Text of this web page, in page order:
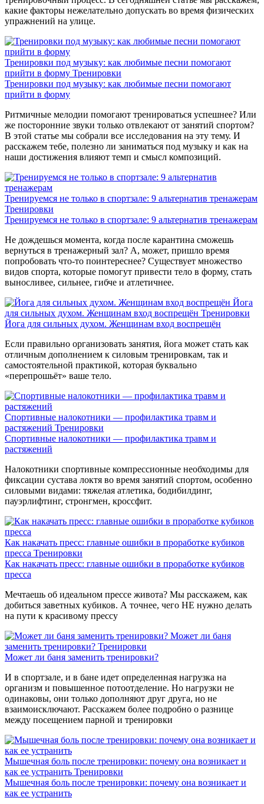
какие факторы нежелательно допускать во время физических
упражнений на улице.
Тренировки под музыку: как любимые песни помогают
прийти в форму Тренировки
Тренировки под музыку: как любимые песни помогают
прийти в форму
Ритмичные мелодии помогают тренироваться успешнее? Или
же посторонние звуки только отвлекают от занятий спортом?
В этой статье мы собрали все исследования на эту тему. И
расскажем тебе, полезно ли заниматься под музыку и как на
наши достижения влияют темп и смысл композиций.
Тренируемся не только в спортзале: 9 альтернатив тренажерам
Тренировки
Тренируемся не только в спортзале: 9 альтернатив тренажерам
Не дождешься момента, когда после карантина сможешь
вернуться в тренажерный зал? А, может, пришло время
попробовать что-то поинтереснее? Существует множество
видов спорта, которые помогут привести тело в форму, стать
выносливее, сильнее, гибче и атлетичнее.
Йога
для сильных духом. Женщинам вход воспрещён Тренировки
Йога для сильных духом. Женщинам вход воспрещён
Если правильно организовать занятия, йога может стать как
отличным дополнением к силовым тренировкам, так и
самостоятельной практикой, которая буквально
«перепрошьёт» ваше тело.
Спортивные налокотники — профилактика травм и
растяжений Тренировки
Спортивные налокотники — профилактика травм и
растяжений
Налокотники спортивные компрессионные необходимы для
фиксации сустава локтя во время занятий спортом, особенно
силовыми видами: тяжелая атлетика, бодибилдинг,
пауэрлифтинг, стронгмен, кроссфит.
Как накачать пресс: главные ошибки в проработке кубиков
пресса Тренировки
Как накачать пресс: главные ошибки в проработке кубиков
пресса
Мечтаешь об идеальном прессе живота? Мы расскажем, как
добиться заветных кубиков. А точнее, чего НЕ нужно делать
на пути к красивому прессу
Может ли баня
заменить тренировки? Тренировки
Может ли баня заменить тренировки?
И в спортзале, и в бане идет определенная нагрузка на
организм и повышенное потоотделение. Но нагрузки не
одинаковы, они только дополняют друг друга, но не
взаимоисключают. Расскажем более подробно о разнице
между посещением парной и тренировки
Мышечная боль после тренировки: почему она возникает и
как ее устранить Тренировки
Мышечная боль после тренировки: почему она возникает и
как ее устранить